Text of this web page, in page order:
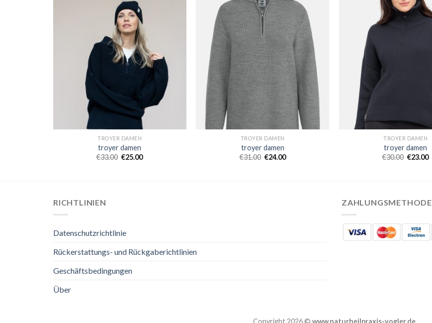
TROYER DAMEN
troyer damen
€33.00 €25.00
TROYER DAMEN
troyer damen
€31.00 €24.00
TROYER DAMEN
troyer damen
€30.00 €23.00
RICHTLINIEN
Datenschutzrichtlinie
Rückerstattungs- und Rückgaberichtlinien
Geschäftsbedingungen
Über
ZAHLUNGSMETHODE
Copyright 2026 © www.naturheilpraxis-vogler.de